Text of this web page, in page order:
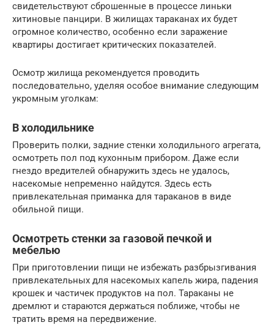
свидетельствуют сброшенные в процессе линьки
хитиновые панцири. В жилищах тараканах их будет
огромное количество, особенно если заражение
квартиры достигает критических показателей.
Осмотр жилища рекомендуется проводить
последовательно, уделяя особое внимание следующим
укромным уголкам:
В холодильнике
Проверить полки, задние стенки холодильного агрегата,
осмотреть пол под кухонным прибором. Даже если
гнездо вредителей обнаружить здесь не удалось,
насекомые непременно найдутся. Здесь есть
привлекательная приманка для тараканов в виде
обильной пищи.
Осмотреть стенки за газовой печкой и
мебелью
При приготовлении пищи не избежать разбрызгивания
привлекательных для насекомых капель жира, падения
крошек и частичек продуктов на пол. Тараканы не
дремлют и стараются держаться поближе, чтобы не
тратить время на передвижение.